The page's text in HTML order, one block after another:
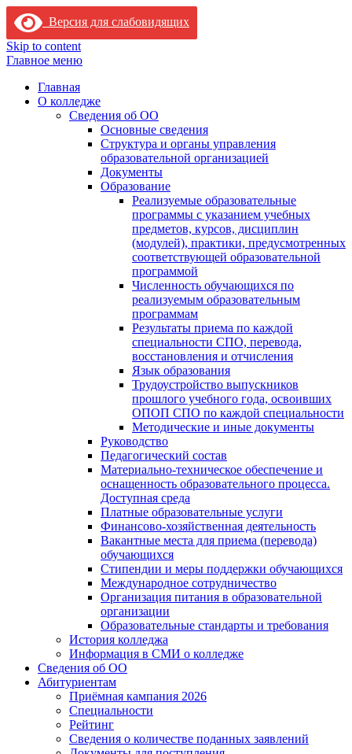
Версия для слабовидящих
Skip to content
Главное меню
Главная
О колледже
Сведения об ОО
Основные сведения
Структура и органы управления
образовательной организацией
Документы
Образование
Реализуемые образовательные
программы с указанием учебных
предметов, курсов, дисциплин
(модулей), практики, предусмотренных
соответствующей образовательной
программой
Численность обучающихся по
реализуемым образовательным
программам
Результаты приема по каждой
специальности СПО, перевода,
восстановления и отчисления
Язык образования
Трудоустройство выпускников
прошлого учебного года, освоивших
ОПОП СПО по каждой специальности
Методические и иные документы
Руководство
Педагогический состав
Материально-техническое обеспечение и
оснащенность образовательного процесса.
Доступная среда
Платные образовательные услуги
Финансово-хозяйственная деятельность
Вакантные места для приема (перевода)
обучающихся
Стипендии и меры поддержки обучающихся
Международное сотрудничество
Организация питания в образовательной
организации
Образовательные стандарты и требования
История колледжа
Информация в СМИ о колледже
Сведения об ОО
Абитуриентам
Приёмная кампания 2026
Специальности
Рейтинг
Сведения о количестве поданных заявлений